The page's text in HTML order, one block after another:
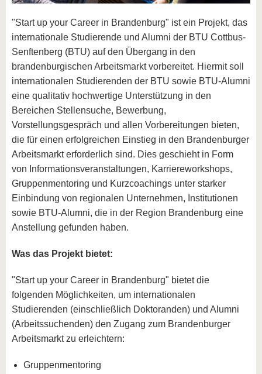
"Start up your Career in Brandenburg" ist ein Projekt, das
internationale Studierende und Alumni der BTU Cottbus-
Senftenberg (BTU) auf den Übergang in den
brandenburgischen Arbeitsmarkt vorbereitet. Hiermit soll
internationalen Studierenden der BTU sowie BTU-Alumni
eine qualitativ hochwertige Unterstützung in den
Bereichen Stellensuche, Bewerbung,
Vorstellungsgespräch und allen Vorbereitungen bieten,
die für einen erfolgreichen Einstieg in den Brandenburger
Arbeitsmarkt erforderlich sind. Dies geschieht in Form
von Informationsveranstaltungen, Karriereworkshops,
Gruppenmentoring und Kurzcoachings unter starker
Einbindung von regionalen Unternehmen, Institutionen
sowie BTU-Alumni, die in der Region Brandenburg eine
Anstellung gefunden haben.
Was das Projekt bietet:
"Start up your Career in Brandenburg" bietet die
folgenden Möglichkeiten, um internationalen
Studierenden (einschließlich Doktoranden) und Alumni
(Arbeitssuchenden) den Zugang zum Brandenburger
Arbeitsmarkt zu erleichtern:
Gruppenmentoring